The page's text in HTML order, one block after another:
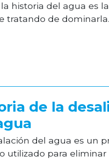
historia del agua es
tratando de dominarla.
de la
del agua es un
utilizado para eliminar